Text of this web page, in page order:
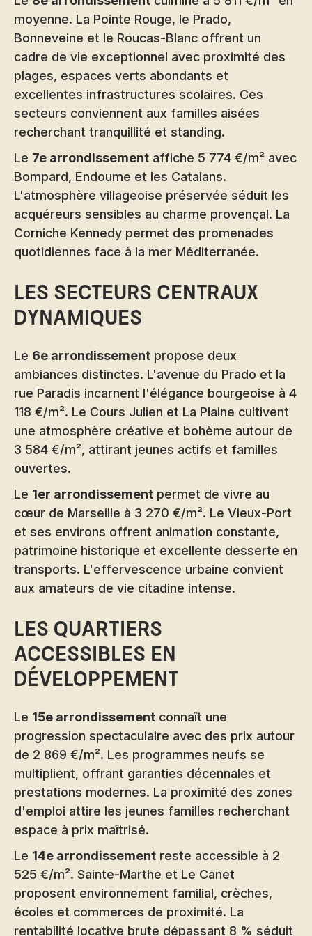
moyenne. La Pointe Rouge, le Prado,
Bonneveine et le Roucas-Blanc offrent un
cadre de vie exceptionnel avec proximité des
plages, espaces verts abondants et
excellentes infrastructures scolaires. Ces
secteurs conviennent aux familles aisées
recherchant tranquillité et standing.
Le 7e arrondissement affiche 5 774 €/m² avec
Bompard, Endoume et les Catalans.
L'atmosphère villageoise préservée séduit les
acquéreurs sensibles au charme provençal. La
Corniche Kennedy permet des promenades
quotidiennes face à la mer Méditerranée.
Les secteurs centraux
dynamiques
Le 6e arrondissement propose deux
ambiances distinctes. L'avenue du Prado et la
rue Paradis incarnent l'élégance bourgeoise à 4
118 €/m². Le Cours Julien et La Plaine cultivent
une atmosphère créative et bohème autour de
3 584 €/m², attirant jeunes actifs et familles
ouvertes.
Le 1er arrondissement permet de vivre au
cœur de Marseille à 3 270 €/m². Le Vieux-Port
et ses environs offrent animation constante,
patrimoine historique et excellente desserte en
transports. L'effervescence urbaine convient
aux amateurs de vie citadine intense.
Les quartiers
accessibles en
développement
Le 15e arrondissement connaît une
progression spectaculaire avec des prix autour
de 2 869 €/m². Les programmes neufs se
multiplient, offrant garanties décennales et
prestations modernes. La proximité des zones
d'emploi attire les jeunes familles recherchant
espace à prix maîtrisé.
Le 14e arrondissement reste accessible à 2
525 €/m². Sainte-Marthe et Le Canet
proposent environnement familial, crèches,
écoles et commerces de proximité. La
rentabilité locative brute dépassant 8 % séduit